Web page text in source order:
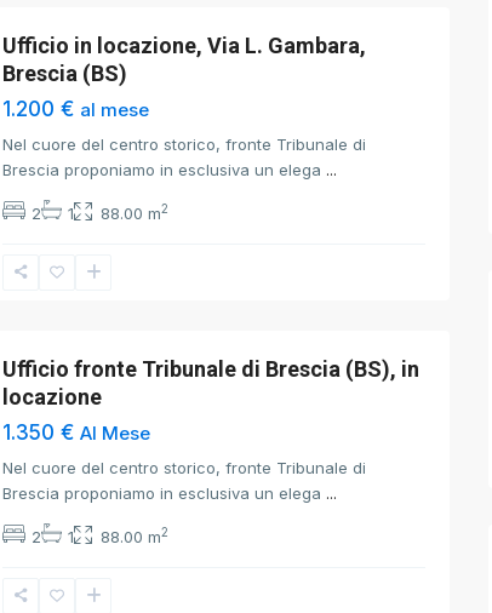
Ufficio in locazione, Via L. Gambara,
Brescia (BS)
1.200 € al mese
Nel cuore del centro storico, fronte Tribunale di
Brescia proponiamo in esclusiva un elega ...
2 1 88.00 m2
Ufficio fronte Tribunale di Brescia (BS), in
locazione
1.350 € Al Mese
Nel cuore del centro storico, fronte Tribunale di
Brescia proponiamo in esclusiva un elega ...
2 1 88.00 m2